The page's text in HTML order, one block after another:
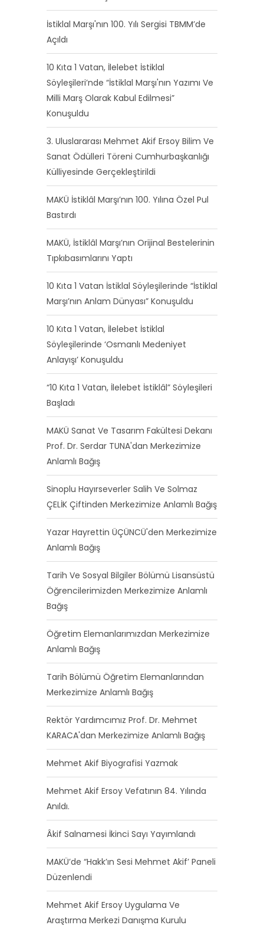
İstiklal Marşı'nın 100. Yılı Sergisi TBMM’de
Açıldı
10 Kıta 1 Vatan, İlelebet İstiklal
Söyleşileri’nde “İstiklal Marşı'nın Yazımı Ve
Milli Marş Olarak Kabul Edilmesi”
Konuşuldu
3. Uluslararası Mehmet Akif Ersoy Bilim Ve
Sanat Ödülleri Töreni Cumhurbaşkanlığı
Külliyesinde Gerçekleştirildi
MAKÜ İstiklâl Marşı’nın 100. Yılına Özel Pul
Bastırdı
MAKÜ, İstiklâl Marşı’nın Orijinal Bestelerinin
Tıpkıbasımlarını Yaptı
10 Kıta 1 Vatan İstiklal Söyleşilerinde “İstiklal
Marşı’nın Anlam Dünyası” Konuşuldu
10 Kıta 1 Vatan, İlelebet İstiklal
Söyleşilerinde ‘Osmanlı Medeniyet
Anlayışı’ Konuşuldu
“10 Kıta 1 Vatan, İlelebet İstiklâl” Söyleşileri
Başladı
MAKÜ Sanat Ve Tasarım Fakültesi Dekanı
Prof. Dr. Serdar TUNA'dan Merkezimize
Anlamlı Bağış
Sinoplu Hayırseverler Salih Ve Solmaz
ÇELİK Çiftinden Merkezimize Anlamlı Bağış
Yazar Hayrettin ÜÇÜNCÜ'den Merkezimize
Anlamlı Bağış
Tarih Ve Sosyal Bilgiler Bölümü Lisansüstü
Öğrencilerimizden Merkezimize Anlamlı
Bağış
Öğretim Elemanlarımızdan Merkezimize
Anlamlı Bağış
Tarih Bölümü Öğretim Elemanlarından
Merkezimize Anlamlı Bağış
Rektör Yardımcımız Prof. Dr. Mehmet
KARACA'dan Merkezimize Anlamlı Bağış
Mehmet Akif Biyografisi Yazmak
Mehmet Akif Ersoy Vefatının 84. Yılında
Anıldı.
Âkif Salnamesi İkinci Sayı Yayımlandı
MAKÜ’de “Hakk’ın Sesi Mehmet Akif’ Paneli
Düzenlendi
Mehmet Akif Ersoy Uygulama Ve
Araştırma Merkezi Danışma Kurulu